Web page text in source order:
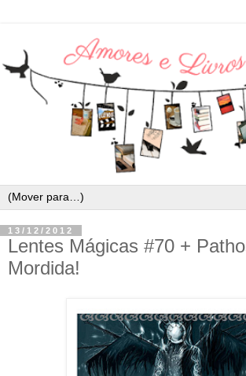
13/12/2012
Lentes Mágicas #70 +
Mordida!